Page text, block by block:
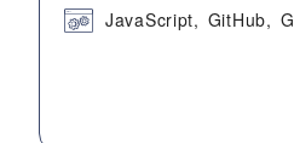
JavaScript GitHub